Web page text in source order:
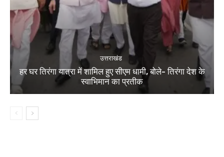
उत्तराखंड
हर घर तिरंगा यात्रा में शामिल हुए सीएम धामी, बोले- तिरंगा देश के
स्वाभिमान का प्रतीक